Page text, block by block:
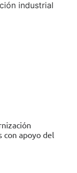
con apoyo del